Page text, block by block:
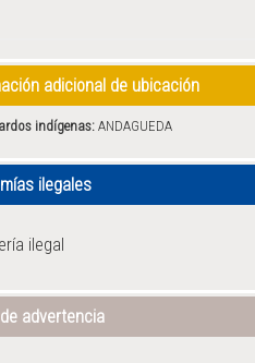
adicional de ubicación
indígenas:ANDAGUEDA
ilegales
ilegal
advertencia